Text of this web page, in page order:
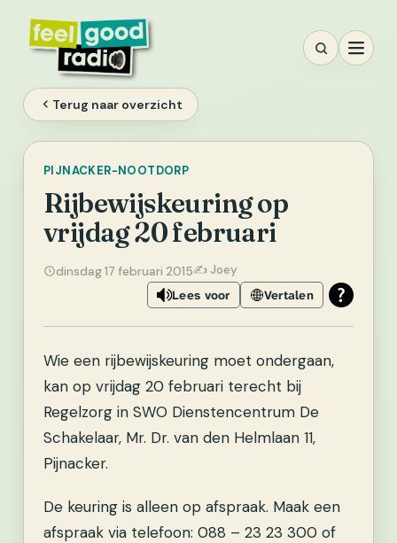
inhoud
Terug naar overzicht
PIJNACKER-NOOTDORP
Rijbewijskeuring op
vrijdag 20 februari
dinsdag 17 februari 2015✍️ Joey
Lees voor Vertalen
Wie een rijbewijskeuring moet ondergaan,
kan op vrijdag 20 februari terecht bij
Regelzorg in SWO Dienstencentrum De
Schakelaar, Mr. Dr. van den Helmlaan 11,
Pijnacker.
De keuring is alleen op afspraak. Maak een
afspraak via telefoon: 088 – 23 23 300 of